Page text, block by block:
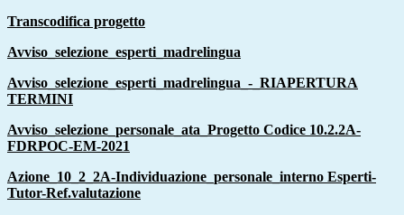
Transcodifica progetto
Avviso_selezione_esperti_madrelingua
Avviso_selezione_esperti_madrelingua_-_RIAPERTURA
TERMINI
Avviso_selezione_personale_ata_Progetto Codice 10.2.2A-
FDRPOC-EM-2021
Azione_10_2_2A-Individuazione_personale_interno Esperti-
Tutor-Ref.valutazione